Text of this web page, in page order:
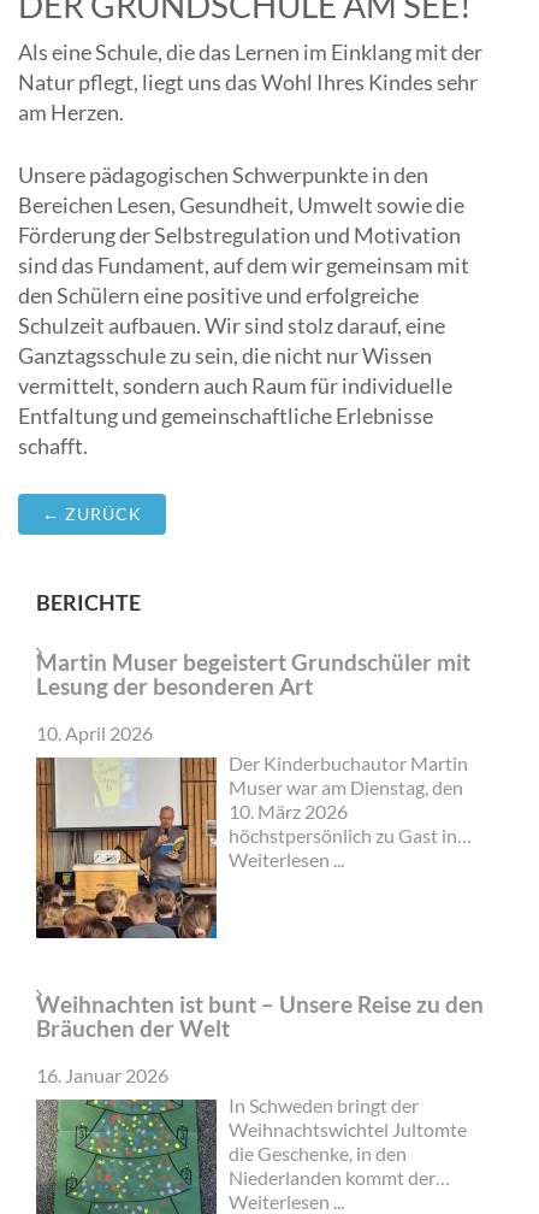
Als eine Schule, die das Lernen im Einklang mit der
Natur pflegt, liegt uns das Wohl Ihres Kindes sehr
am Herzen.
Unsere pädagogischen Schwerpunkte in den
Bereichen Lesen, Gesundheit, Umwelt sowie die
Förderung der Selbstregulation und Motivation
sind das Fundament, auf dem wir gemeinsam mit
den Schülern eine positive und erfolgreiche
Schulzeit aufbauen. Wir sind stolz darauf, eine
Ganztagsschule zu sein, die nicht nur Wissen
vermittelt, sondern auch Raum für individuelle
Entfaltung und gemeinschaftliche Erlebnisse
schafft.
← ZURÜCK
BERICHTE
Martin Muser begeistert Grundschüler mit
Lesung der besonderen Art
10. April 2026
Der Kinderbuchautor Martin
Muser war am Dienstag, den
10. März 2026
höchstpersönlich zu Gast in
der Grundschule Am See in
Sisbeck. Mit seinem Klapprad
machte er sich dann am
Weiterlesen ...
Weihnachten ist bunt – Unsere Reise zu den
Bräuchen der Welt
16. Januar 2026
In Schweden bringt der
Weihnachtswichtel Jultomte
die Geschenke, in den
Niederlanden kommt der
Sinterklaas und in England
Weiterlesen ...